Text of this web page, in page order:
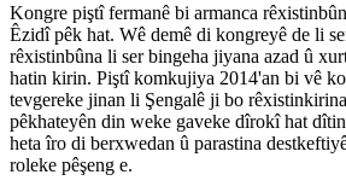
Kongre piştî fermanê bi armanca
Êzidî pêk hat. Wê demê di kongreyê de li
rêxistinbûna li ser bingeha jiyana azad û
hatin kirin. Piştî komkujiya 2014'an bi vê
tevgereke jinan li Şengalê ji bo
pêkhateyên din weke gaveke dîrokî hat
heta îro di berxwedan û parastina
roleke pêşeng e.